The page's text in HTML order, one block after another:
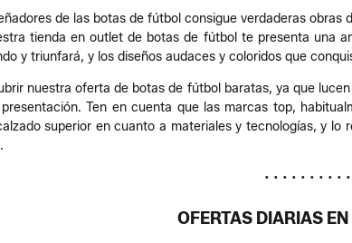
de las botas de fútbol consigue verdaderas
tienda en outlet de botas de fútbol te presenta una
y triunfará, y los diseños audaces y coloridos que
nuestra oferta de botas de fútbol baratas, ya que
Ten en cuenta que las marcas top,
superior en cuanto a materiales y tecnologías, y
• • • • • • • • •
OFERTAS DIARIAS